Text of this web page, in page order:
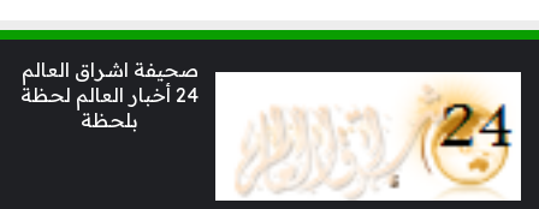
صحيفة اشراق العالم
24 أخبار العالم لحظة
بلحظة